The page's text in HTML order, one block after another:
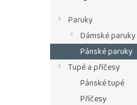
n
n
Paruky
Dámské paruky
Pánské paruky
Tupé a příčesy
Pánské tupé
Příčesy